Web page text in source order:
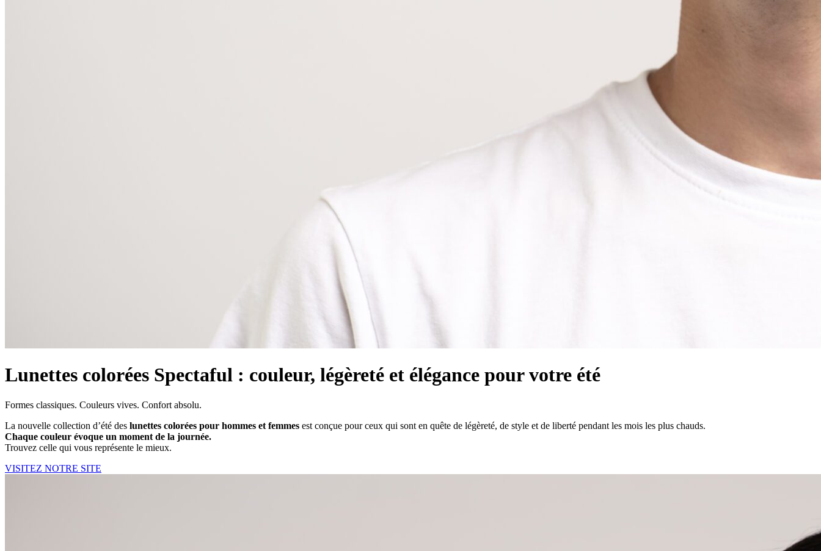
Lunettes colorées Spectaful : couleur, légèreté et élégance pour votre été
Formes classiques. Couleurs vives. Confort absolu.
La nouvelle collection d’été des lunettes colorées pour hommes et femmes est conçue pour ceux qui sont en quête de légèreté, de style et de liberté pendant les mois les plus chauds.
Chaque couleur évoque un moment de la journée.
Trouvez celle qui vous représente le mieux.
VISITEZ NOTRE SITE